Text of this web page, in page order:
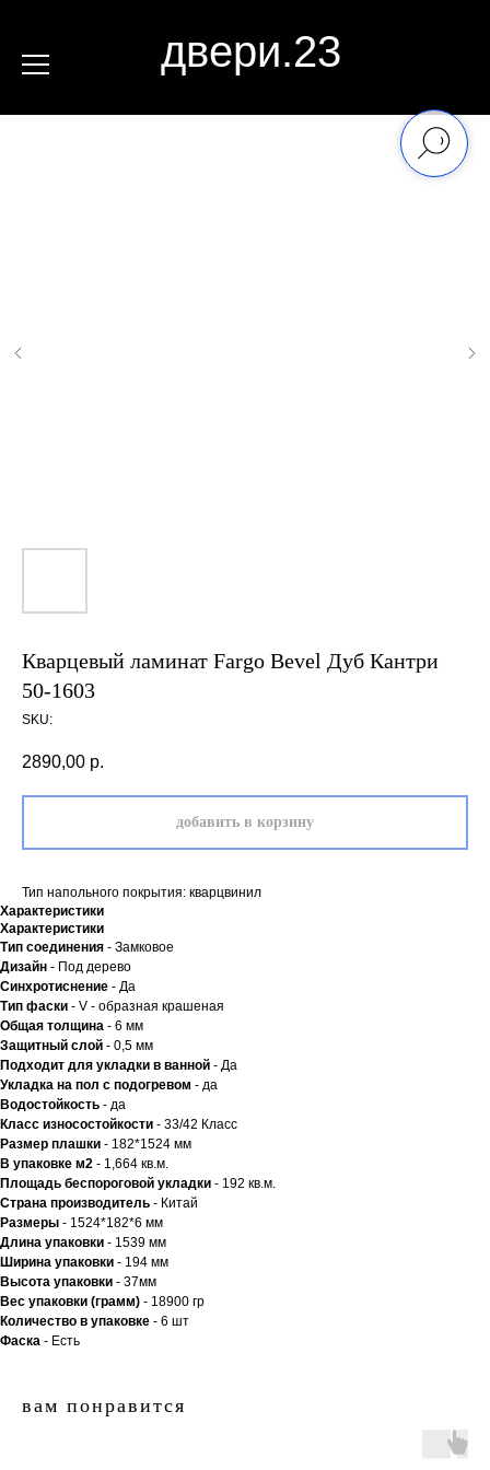
двери.23
Кварцевый ламинат Fargo Bevel Дуб Кантри
50-1603
SKU:
2890,00 р.
добавить в корзину
Тип напольного покрытия: кварцвинил
Характеристики
Характеристики
Тип соединения - Замковое
Дизайн - Под дерево
Синхротиснение - Да
Тип фаски - V - образная крашеная
Общая толщина - 6 мм
Защитный слой - 0,5 мм
Подходит для укладки в ванной - Да
Укладка на пол c подогревом - да
Водостойкость - да
Класс износостойкости - 33/42 Класс
Размер плашки - 182*1524 мм
В упаковке м2 - 1,664 кв.м.
Площадь беспороговой укладки - 192 кв.м.
Страна производитель - Китай
Размеры - 1524*182*6 мм
Длина упаковки - 1539 мм
Ширина упаковки - 194 мм
Высота упаковки - 37мм
Вес упаковки (грамм) - 18900 гр
Количество в упаковке - 6 шт
Фаска - Есть
вам понравится